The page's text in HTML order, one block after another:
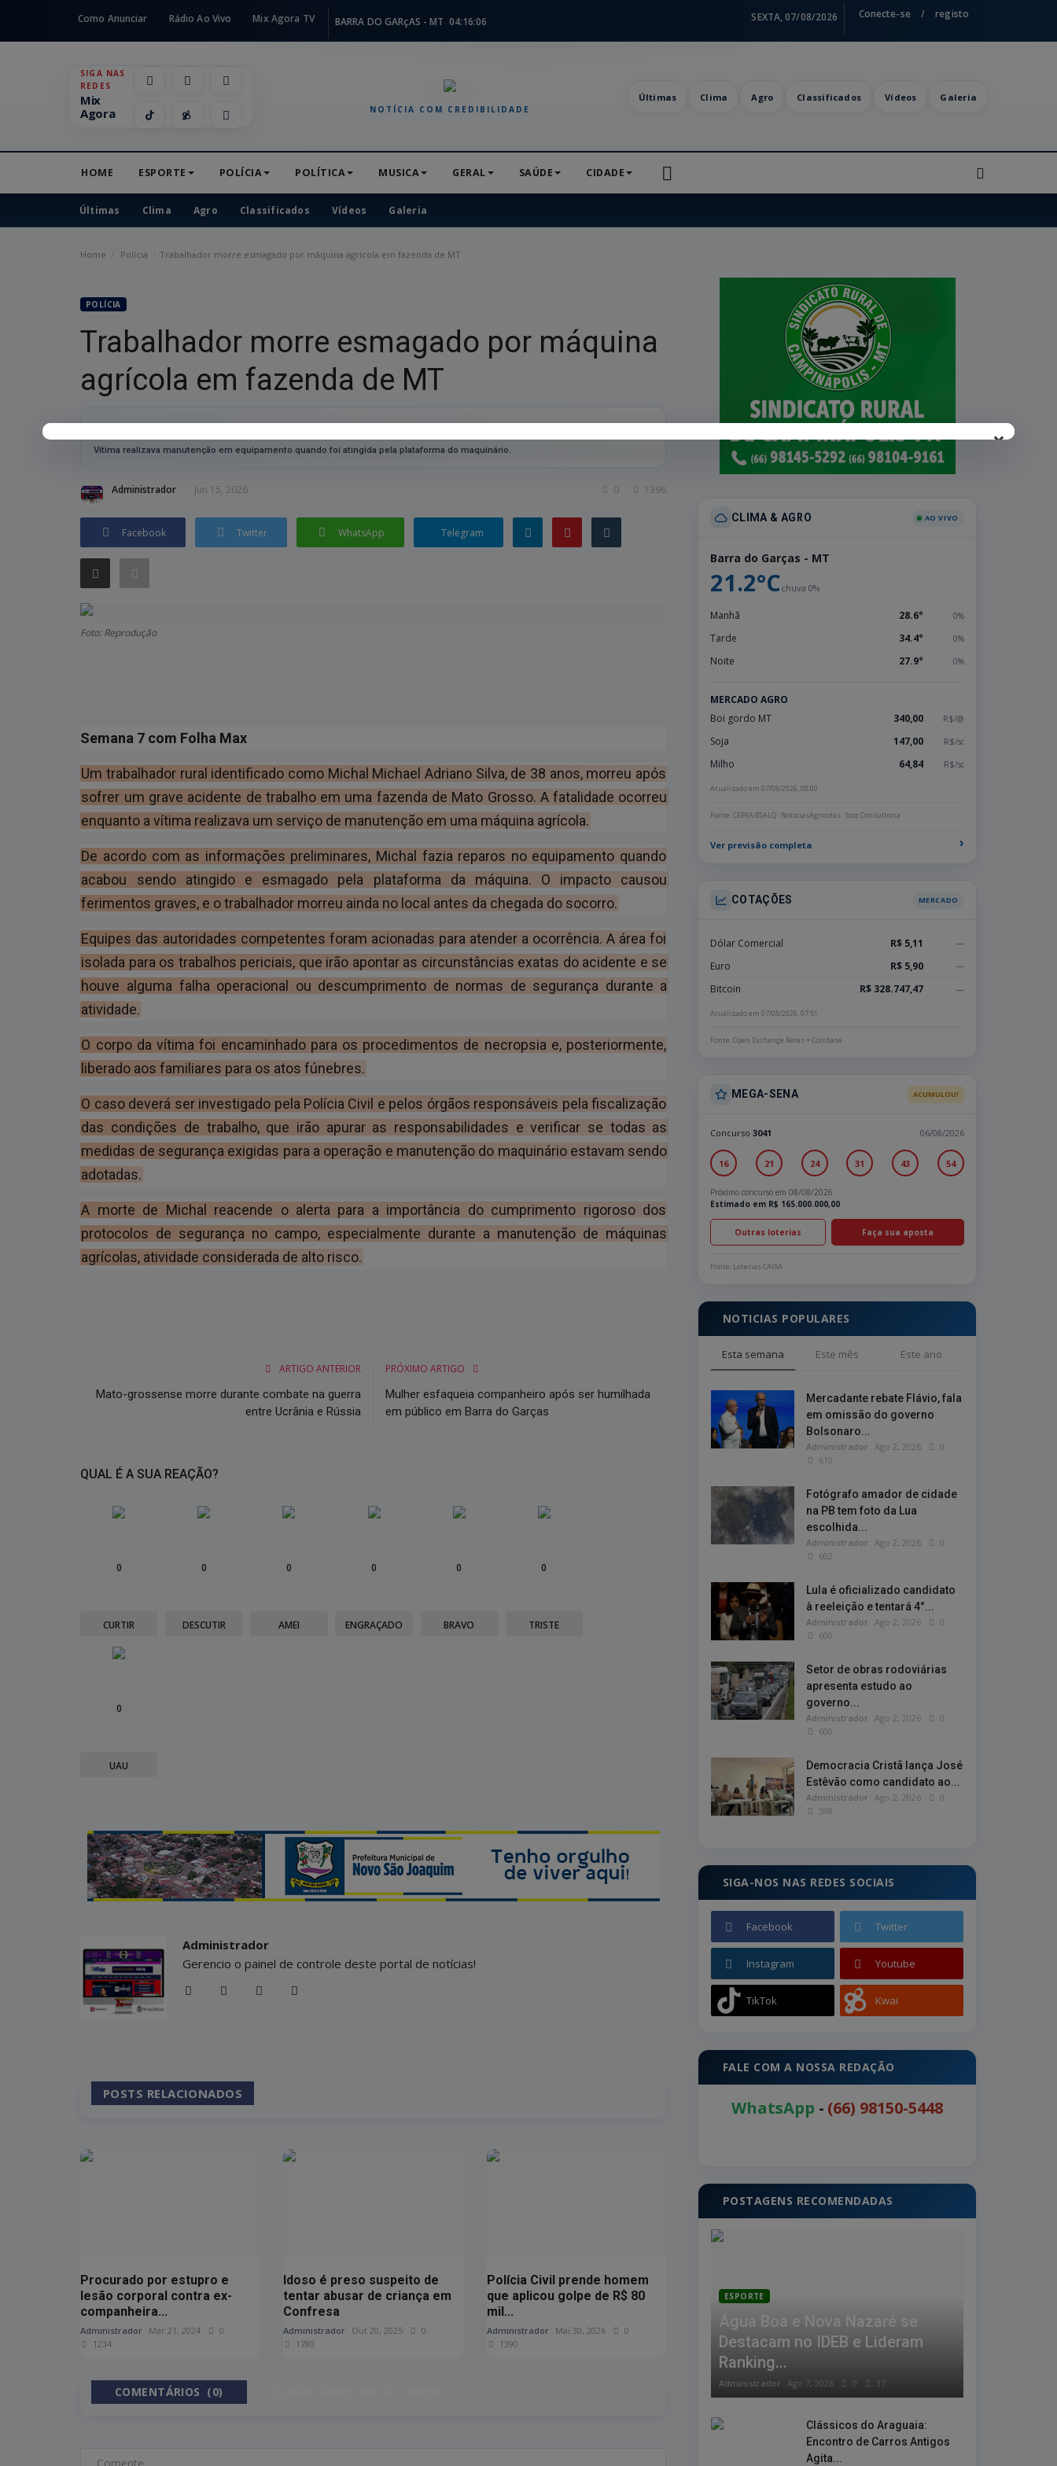
Como Anunciar Rádio Ao Vivo Mix Agora TV BARRA DO GARçAS - MT 04:16:07 SEXTA, 07/08/2026 Conecte-se / registo
SIGA NAS
REDES
Mix
Agora
NOTÍCIA COM CREDIBILIDADE
Últimas Clima Agro Classificados Vídeos Galeria
HOME ESPORTE POLÍCIA POLÍTICA MUSICA GERAL SAÚDE CIDADE
Últimas Clima Agro Classificados Vídeos Galeria
×
Home Polícia Trabalhador morre esmagado por máquina agrícola em fazenda de MT
POLÍCIA
Trabalhador morre esmagado por máquina
agrícola em fazenda de MT
Vítima realizava manutenção em equipamento quando foi atingida pela plataforma do maquinário.
Administrador Jun 15, 2026 1396
0
Facebook Twitter WhatsApp Telegram
Foto: Reprodução
Semana 7 com Folha Max
Um trabalhador rural identificado como Michal Michael Adriano Silva, de 38 anos, morreu após
sofrer um grave acidente de trabalho em uma fazenda de Mato Grosso. A fatalidade ocorreu
enquanto a vítima realizava um serviço de manutenção em uma máquina agrícola.
De acordo com as informações preliminares, Michal fazia reparos no equipamento quando
acabou sendo atingido e esmagado pela plataforma da máquina. O impacto causou
ferimentos graves, e o trabalhador morreu ainda no local antes da chegada do socorro.
Equipes das autoridades competentes foram acionadas para atender a ocorrência. A área foi
isolada para os trabalhos periciais, que irão apontar as circunstâncias exatas do acidente e se
houve alguma falha operacional ou descumprimento de normas de segurança durante a
atividade.
O corpo da vítima foi encaminhado para os procedimentos de necropsia e, posteriormente,
liberado aos familiares para os atos fúnebres.
O caso deverá ser investigado pela Polícia Civil e pelos órgãos responsáveis pela fiscalização
das condições de trabalho, que irão apurar as responsabilidades e verificar se todas as
medidas de segurança exigidas para a operação e manutenção do maquinário estavam sendo
adotadas.
A morte de Michal reacende o alerta para a importância do cumprimento rigoroso dos
protocolos de segurança no campo, especialmente durante a manutenção de máquinas
agrícolas, atividade considerada de alto risco.
ARTIGO ANTERIOR
Mato-grossense morre durante combate na guerra
entre Ucrânia e Rússia
PRÓXIMO ARTIGO
Mulher esfaqueia companheiro após ser humilhada
em público em Barra do Garças
QUAL É A SUA REAÇÃO?
0
CURTIR
0
DESCUTIR
0
AMEI
0
ENGRAÇADO
0
BRAVO
0
TRISTE
0
UAU
Administrador
Gerencio o painel de controle deste portal de notícias!
POSTS RELACIONADOS
Procurado por estupro e
lesão corporal contra ex-
companheira...
Administrador Mar 21, 2024
0
1234
Idoso é preso suspeito de
tentar abusar de criança em
Confresa
Administrador Out 20, 2025
0
1780
Polícia Civil prende homem
que aplicou golpe de R$ 80
mil...
Administrador Mai 30, 2026
0
1390
COMENTÁRIOS (0)
CLIMA & AGRO AO VIVO
Barra do Garças - MT
21.2°Cchuva 0%
Manhã 28.6° 0%
Tarde 34.4° 0%
Noite 27.9° 0%
MERCADO AGRO
Boi gordo MT
340,00 R$/@
Soja 147,00 R$/sc
Milho 64,84 R$/sc
Atualizado em 07/08/2026, 08:00
Fonte: CEPEA/ESALQ · NoticiasAgricolas · Scot Consultoria
Ver previsão completa ›
COTAÇÕES MERCADO
Dólar Comercial R$ 5,11 —
Euro R$ 5,90 —
Bitcoin R$ 328.747,47 —
Atualizado em 07/08/2026, 07:51
Fonte: Open Exchange Rates + Coinbase
MEGA-SENA ACUMULOU!
Concurso 3041 06/08/2026
16 21 24 31 43 54
Próximo concurso em 08/08/2026
Estimado em R$ 165.000.000,00
Outras loterias Faça sua aposta
Fonte: Loterias CAIXA
NOTICIAS POPULARES
Esta semana Este mês Este ano
Mercadante rebate Flávio, fala
em omissão do governo
Bolsonaro...
Administrador Ago 2, 2026
0
610
Fotógrafo amador de cidade
na PB tem foto da Lua
escolhida...
Administrador Ago 2, 2026
0
602
Lula é oficializado candidato
à reeleição e tentará 4°...
Administrador Ago 2, 2026
0
600
Setor de obras rodoviárias
apresenta estudo ao
governo...
Administrador Ago 2, 2026
0
600
Democracia Cristã lança José
Estêvão como candidato ao...
Administrador Ago 2, 2026
0
598
SIGA-NOS NAS REDES SOCIAIS
Facebook Twitter
Instagram Youtube
TikTok Kwai
FALE COM A NOSSA REDAÇÃO
WhatsApp - (66) 98150-5448
POSTAGENS RECOMENDADAS
ESPORTE
Água Boa e Nova Nazaré se
Destacam no IDEB e Lideram
Ranking...
Administrador Ago 7, 2026 0 37
Clássicos do Araguaia:
Encontro de Carros Antigos
Agita...